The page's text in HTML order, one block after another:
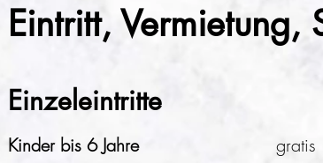
Eintritt, Vermietung,
Einzeleintritte
Kinder bis 6 Jahre
gratis